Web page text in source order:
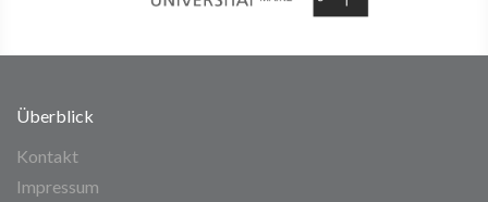
Überblick
Kontakt
Impressum